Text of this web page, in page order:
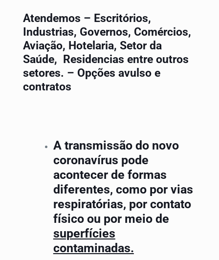
Atendemos – Escritórios,
Industrias, Governos, Comércios,
Aviação, Hotelaria, Setor da
Saúde, Residencias entre outros
setores. – Opções avulso e
contratos
A transmissão do novo
coronavírus pode
acontecer de formas
diferentes, como por vias
respiratórias, por contato
físico ou por meio de
superfícies
contaminadas.